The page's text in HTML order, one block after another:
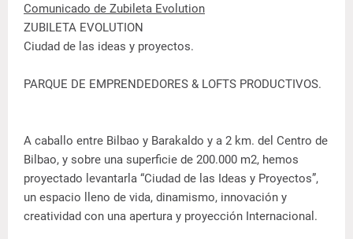
Comunicado de Zubileta Evolution
ZUBILETA EVOLUTION
Ciudad de las ideas y proyectos.
PARQUE DE EMPRENDEDORES & LOFTS PRODUCTIVOS.
A caballo entre Bilbao y Barakaldo y a 2 km. del Centro de
Bilbao, y sobre una superficie de 200.000 m2, hemos
proyectado levantarla “Ciudad de las Ideas y Proyectos”,
un espacio lleno de vida, dinamismo, innovación y
creatividad con una apertura y proyección Internacional.